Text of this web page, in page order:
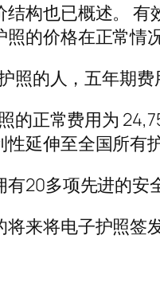
构也已概述。 有
的价格在正常情
照的人，五年期费
的正常费用为
延伸至全国所有
20多项先进的安
来将电子护照签